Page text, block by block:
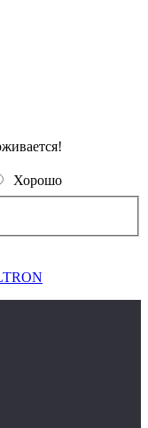
Хорошо